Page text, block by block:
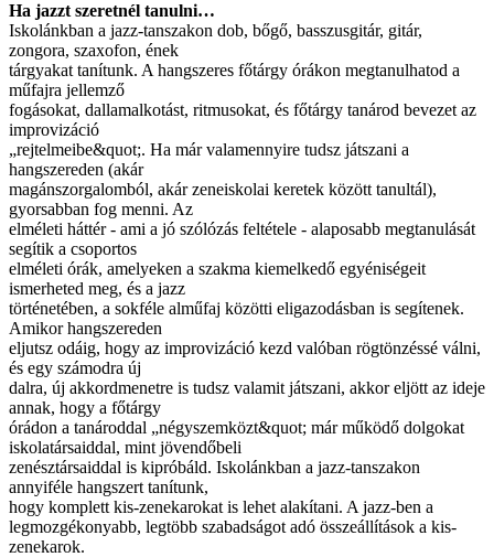
Ha jazzt szeretnél tanulni…
Iskolánkban a jazz-tanszakon dob, bőgő, basszusgitár, gitár,
zongora, szaxofon, ének
tárgyakat tanítunk. A hangszeres főtárgy órákon megtanulhatod a
műfajra jellemző
fogásokat, dallamalkotást, ritmusokat, és főtárgy tanárod bevezet az
improvizáció
„rejtelmeibe&quot;. Ha már valamennyire tudsz játszani a
hangszereden (akár
magánszorgalomból, akár zeneiskolai keretek között tanultál),
gyorsabban fog menni. Az
elméleti háttér - ami a jó szólózás feltétele - alaposabb megtanulását
segítik a csoportos
elméleti órák, amelyeken a szakma kiemelkedő egyéniségeit
ismerheted meg, és a jazz
történetében, a sokféle alműfaj közötti eligazodásban is segítenek.
Amikor hangszereden
eljutsz odáig, hogy az improvizáció kezd valóban rögtönzéssé válni,
és egy számodra új
dalra, új akkordmenetre is tudsz valamit játszani, akkor eljött az ideje
annak, hogy a főtárgy
órádon a tanároddal „négyszemközt&quot; már működő dolgokat
iskolatársaiddal, mint jövendőbeli
zenésztársaiddal is kipróbáld. Iskolánkban a jazz-tanszakon
annyiféle hangszert tanítunk,
hogy komplett kis-zenekarokat is lehet alakítani. A jazz-ben a
legmozgékonyabb, legtöbb szabadságot adó összeállítások a kis-
zenekarok.